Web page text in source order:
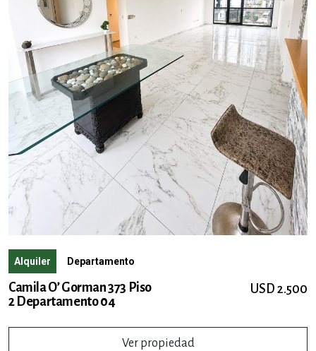
Alquiler Departamento
Camila O’ Gorman 373 Piso
2 Departamento 04
USD 2.500
Ver propiedad